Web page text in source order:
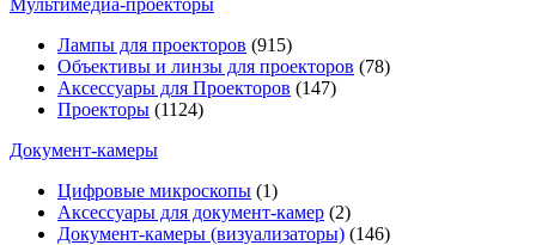
Мультимедиa-проекторы
Лампы для проекторов (915)
Объективы и линзы для проекторов (78)
Аксессуары для Проекторов (147)
Проекторы (1124)
Документ-камеры
Цифровые микроскопы (1)
Аксессуары для документ-камер (2)
Документ-камеры (визуализаторы) (146)